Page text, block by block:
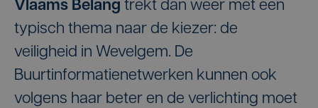
Vlaams Belang trekt dan weer met een
typisch thema naar de kiezer: de
veiligheid in Wevelgem. De
Buurtinformatienetwerken kunnen ook
volgens haar beter en de verlichting moet